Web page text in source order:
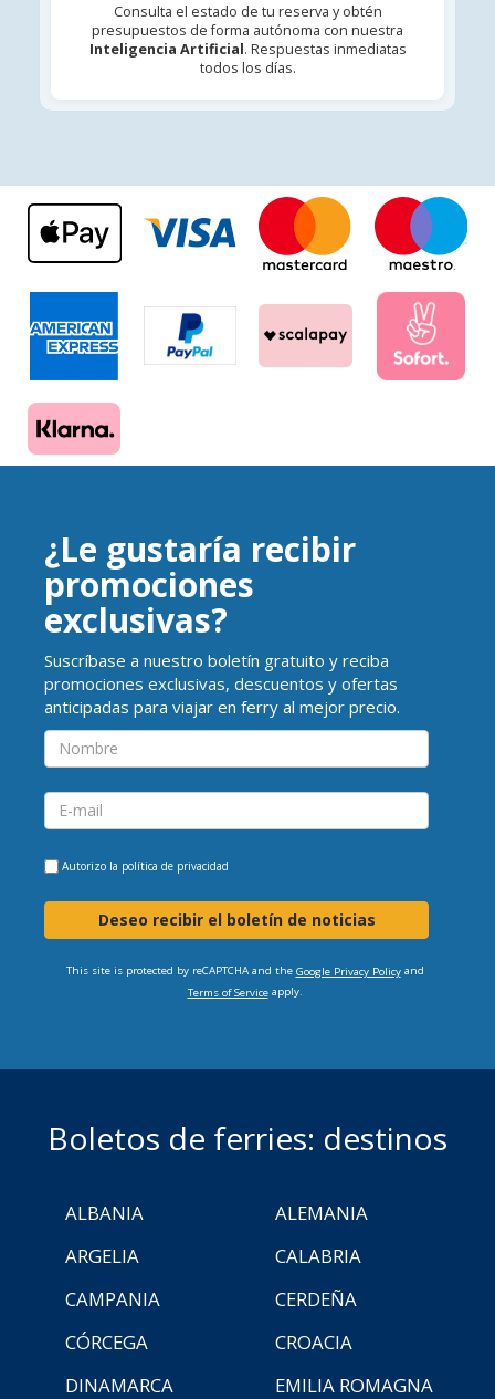
Consulta el estado de tu reserva y obtén
presupuestos de forma autónoma con nuestra
Inteligencia Artificial. Respuestas inmediatas
todos los días.
¿Le gustaría recibir
promociones
exclusivas?
Suscríbase a nuestro boletín gratuito y reciba
promociones exclusivas, descuentos y ofertas
anticipadas para viajar en ferry al mejor precio.
Autorizo la política de privacidad
Deseo recibir el boletín de noticias
This site is protected by reCAPTCHA and the Google Privacy Policyand
Terms of Serviceapply.
Boletos de ferries: destinos
ALBANIA
ALEMANIA
ARGELIA
CALABRIA
CAMPANIA
CERDEÑA
CÓRCEGA
CROACIA
DINAMARCA
EMILIA ROMAGNA